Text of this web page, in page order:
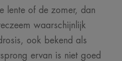
lente of de zomer, dan
waarschijnlijk
ook bekend als
ervan is niet goed